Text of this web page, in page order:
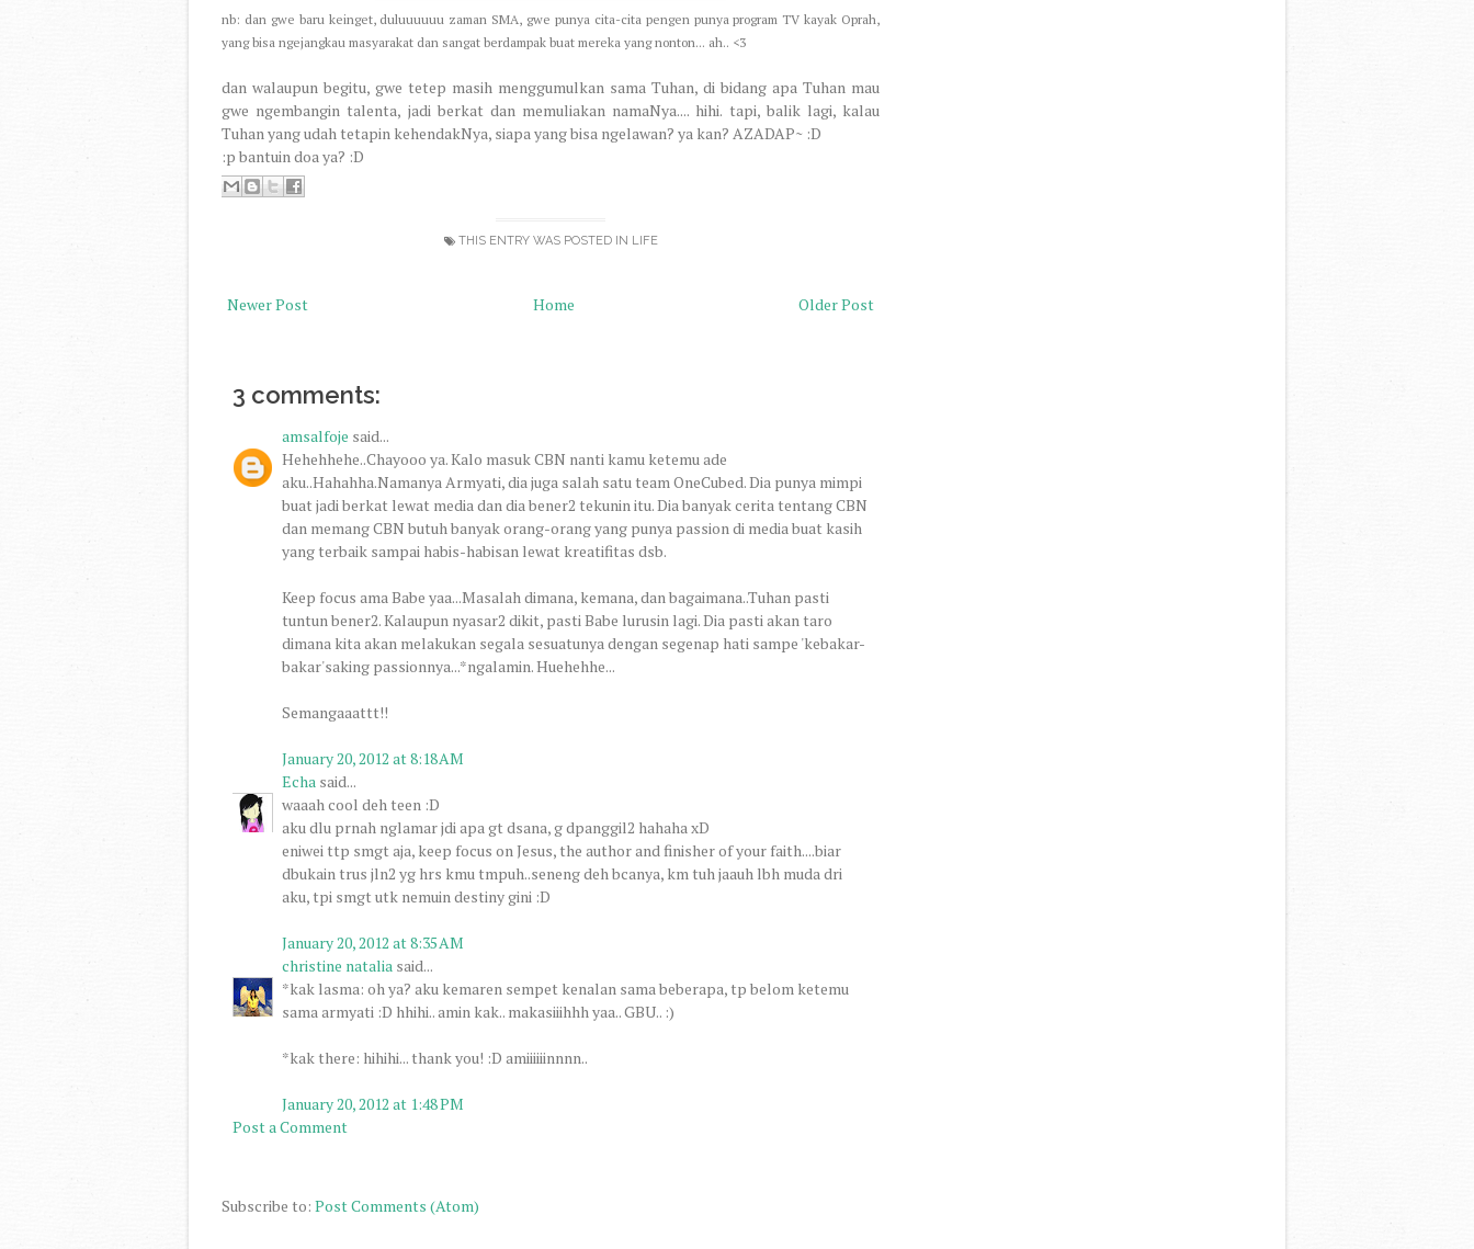
nb: dan gwe baru keinget, duluuuuuu zaman SMA, gwe punya cita-cita pengen punya program TV kayak Oprah,
yang bisa ngejangkau masyarakat dan sangat berdampak buat mereka yang nonton... ah.. <3
dan walaupun begitu, gwe tetep masih menggumulkan sama Tuhan, di bidang apa Tuhan mau
gwe ngembangin talenta, jadi berkat dan memuliakan namaNya.... hihi. tapi, balik lagi, kalau
Tuhan yang udah tetapin kehendakNya, siapa yang bisa ngelawan? ya kan? AZADAP~ :D
:p bantuin doa ya? :D
THIS ENTRY WAS POSTED IN LIFE
Newer Post Older Post
Home
3 comments:
amsalfoje said...
Hehehhehe..Chayooo ya. Kalo masuk CBN nanti kamu ketemu ade
aku..Hahahha.Namanya Armyati, dia juga salah satu team OneCubed. Dia punya mimpi
buat jadi berkat lewat media dan dia bener2 tekunin itu. Dia banyak cerita tentang CBN
dan memang CBN butuh banyak orang-orang yang punya passion di media buat kasih
yang terbaik sampai habis-habisan lewat kreatifitas dsb.
Keep focus ama Babe yaa...Masalah dimana, kemana, dan bagaimana..Tuhan pasti
tuntun bener2. Kalaupun nyasar2 dikit, pasti Babe lurusin lagi. Dia pasti akan taro
dimana kita akan melakukan segala sesuatunya dengan segenap hati sampe 'kebakar-
bakar'saking passionnya...*ngalamin. Huehehhe...
Semangaaattt!!
January 20, 2012 at 8:18 AM
Echa said...
waaah cool deh teen :D
aku dlu prnah nglamar jdi apa gt dsana, g dpanggil2 hahaha xD
eniwei ttp smgt aja, keep focus on Jesus, the author and finisher of your faith....biar
dbukain trus jln2 yg hrs kmu tmpuh..seneng deh bcanya, km tuh jaauh lbh muda dri
aku, tpi smgt utk nemuin destiny gini :D
January 20, 2012 at 8:35 AM
christine natalia said...
*kak lasma: oh ya? aku kemaren sempet kenalan sama beberapa, tp belom ketemu
sama armyati :D hhihi.. amin kak.. makasiiihhh yaa.. GBU.. :)
*kak there: hihihi... thank you! :D amiiiiiinnnn..
January 20, 2012 at 1:48 PM
Post a Comment
Subscribe to: Post Comments (Atom)